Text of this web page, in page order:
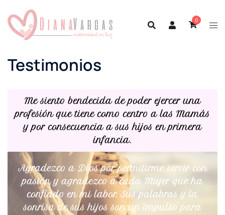
0
Testimonios
Me siento bendecida de poder ejercer una
profesión que tiene como centro a las Mamás
y por consecuencia a sus hijos en primera
infancia.
Agradezco a Dios por permitirme servir con
pasión y agradezco a cada Mujer que ha
confiado en mi labor. Sus palabras y la
sonrisa de sus hijos son un impulso para